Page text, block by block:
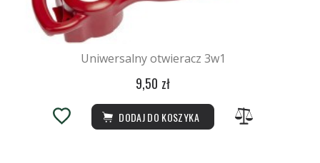
Uniwersalny otwieracz 3w1
9,50 zł
DODAJ DO KOSZYKA